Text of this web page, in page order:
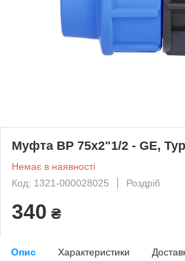
Муфта ВР 75х2"1/2 - GE,
Немає в наявності
Код: 1321-000028025
Роздріб
340 ₴
Опис Характеристики